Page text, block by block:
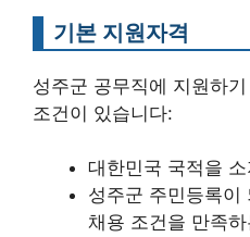
기본 지원자격
성주군 공무직에 지원하
조건이 있습니다:
대한민국 국적을
성주군 주민등록이
채용 조건을 만족